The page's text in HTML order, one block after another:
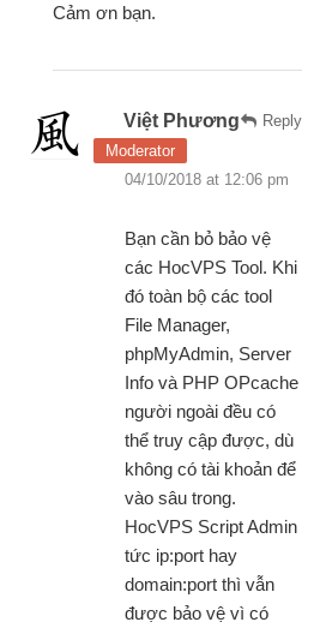
Cảm ơn bạn.
Reply
Việt Phương
Moderator
04/10/2018 at 12:06 pm
Bạn cần bỏ bảo vệ
các HocVPS Tool. Khi
đó toàn bộ các tool
File Manager,
phpMyAdmin, Server
Info và PHP OPcache
người ngoài đều có
thể truy cập được, dù
không có tài khoản để
vào sâu trong.
HocVPS Script Admin
tức ip:port hay
domain:port thì vẫn
được bảo vệ vì có